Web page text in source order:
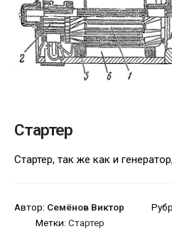
Стартер
Стартер, так же как и
Автор: Семёнов Виктор
Метки: Стартер